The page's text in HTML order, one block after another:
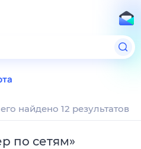
найдено 12 результатов
по сетям»